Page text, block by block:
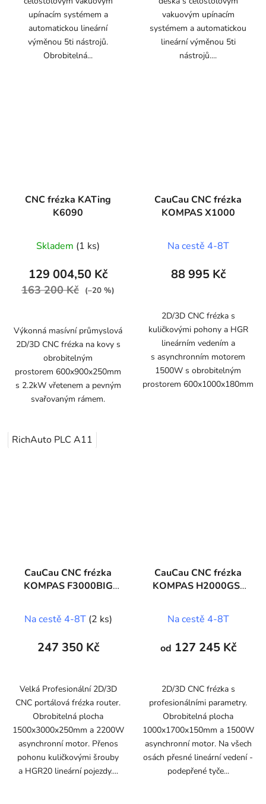
upínacím systémem a
automatickou lineární
výměnou 5ti nástrojů.
Obrobitelná...
vakuovým upínacím
systémem a automatickou
lineární výměnou 5ti
nástrojů....
CNC frézka KATing
K6090
Skladem (1 ks)
129 004,50 Kč
163 200 Kč (–20 %)
Výkonná masívní průmyslová
2D/3D CNC frézka na kovy s
obrobitelným
prostorem 600x900x250mm
s 2.2kW vřetenem a pevným
svařovaným rámem.
RichAuto PLC A11
CauCau CNC frézka
KOMPAS X1000
Na cestě 4-8T
88 995 Kč
2D/3D CNC frézka s
kuličkovými pohony a HGR
lineárním vedením a
s asynchronním motorem
1500W s obrobitelným
prostorem 600x1000x180mm
CauCau CNC frézka
KOMPAS F3000BIG
Na cestě 4-8T (2 ks)
247 350 Kč
Velká Profesionální 2D/3D
CNC portálová frézka router.
Obrobitelná plocha
1500x3000x250mm a 2200W
asynchronní motor. Přenos
pohonu kuličkovými šrouby
a HGR20 lineární pojezdy....
CauCau CNC frézka
KOMPAS H2000GS-
(1000x1700)
Na cestě 4-8T
od 127 245 Kč
2D/3D CNC frézka s
profesionálními parametry.
Obrobitelná plocha
1000x1700x150mm a 1500W
asynchronní motor. Na všech
osách přesné lineární vedení -
podepřené tyče...